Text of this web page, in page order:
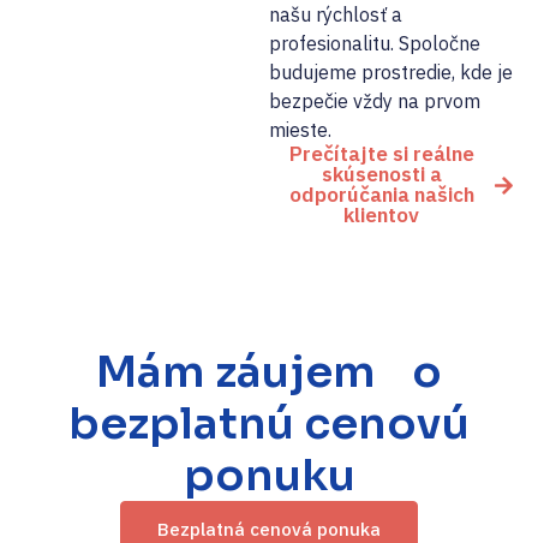
našu rýchlosť a
profesionalitu. Spoločne
budujeme prostredie, kde je
bezpečie vždy na prvom
mieste.
Prečítajte si reálne
skúsenosti a
odporúčania našich
klientov
Mám záujem o
bezplatnú cenovú
ponuku
Bezplatná cenová ponuka